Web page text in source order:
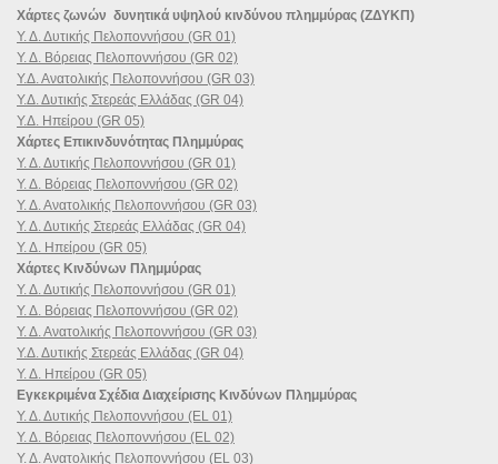
Χάρτες ζωνών δυνητικά υψηλού κινδύνου πλημμύρας (ΖΔΥΚΠ)
Υ. Δ. Δυτικής Πελοποννήσου (GR 01)
Υ. Δ. Βόρειας Πελοποννήσου (GR 02)
Υ.Δ. Ανατολικής Πελοποννήσου (GR 03)
Υ.Δ. Δυτικής Στερεάς Ελλάδας (GR 04)
Υ.Δ. Ηπείρου (GR 05)
Χάρτες Επικινδυνότητας Πλημμύρας
Υ. Δ. Δυτικής Πελοποννήσου (GR 01)
Υ. Δ. Βόρειας Πελοποννήσου (GR 02)
Υ. Δ. Ανατολικής Πελοποννήσου (GR 03)
Υ. Δ. Δυτικής Στερεάς Ελλάδας (GR 04)
Υ. Δ. Ηπείρου (GR 05)
Χάρτες Κινδύνων Πλημμύρας
Υ. Δ. Δυτικής Πελοποννήσου (GR 01)
Υ. Δ. Βόρειας Πελοποννήσου (GR 02)
Υ. Δ. Ανατολικής Πελοποννήσου (GR 03)
Υ.Δ. Δυτικής Στερεάς Ελλάδας (GR 04)
Υ. Δ. Ηπείρου (GR 05)
Εγκεκριμένα Σχέδια Διαχείρισης Κινδύνων Πλημμύρας
Υ. Δ. Δυτικής Πελοποννήσου (EL 01)
Υ. Δ. Βόρειας Πελοποννήσου (EL 02)
Υ. Δ. Ανατολικής Πελοποννήσου (EL 03)